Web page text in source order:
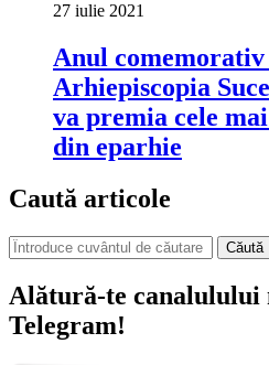
27 iulie 2021
Anul comemorativ
Arhiepiscopia
va premia cele
din eparhie
Caută articole
Căută
Alătură-te canalulului
Telegram!